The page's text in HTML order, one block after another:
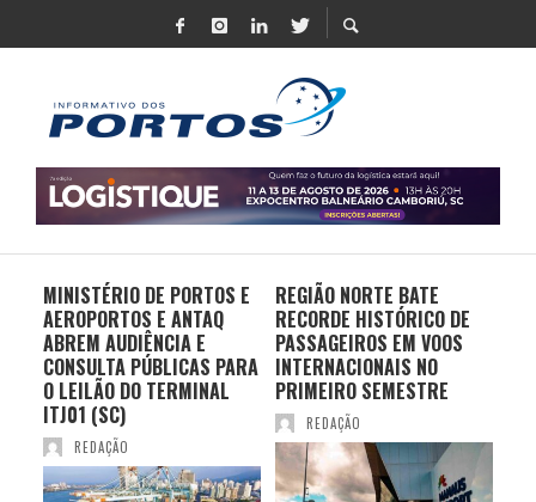
MINISTÉRIO DE PORTOS E
AEROPORTOS E ANTAQ
ABREM AUDIÊNCIA E
CONSULTA PÚBLICAS PARA
O LEILÃO DO TERMINAL
ITJ01 (SC)
REDAÇÃO
REGIÃO NORTE BATE
RECORDE HISTÓRICO DE
PASSAGEIROS EM VOOS
INTERNACIONAIS NO
PRIMEIRO SEMESTRE
REDAÇÃO